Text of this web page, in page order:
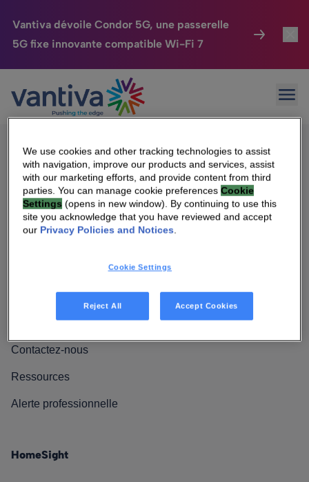
Vantiva dévoile Condor 5G, une passerelle
5G fixe innovante compatible Wi-Fi 7
Passer au contenu principal
Maison Connectée
HomeSight
Entreprise
Nos Engagements
Sorry, no results were found.
Rechercher :
Qui sommes-nous
Relations investisseurs
Nos engagements
Contactez-nous
Ressources
Alerte professionnelle
HomeSight
We use cookies and other tracking technologies to assist
with navigation, improve our products and services, assist
with our marketing efforts, and provide content from third
parties. You can manage cookie preferencesCookie
Settings (opens in new window). By continuing to use this
site you acknowledge that you have reviewed and accept
our Privacy Policies and Notices.
Cookie Settings
Reject All Accept Cookies